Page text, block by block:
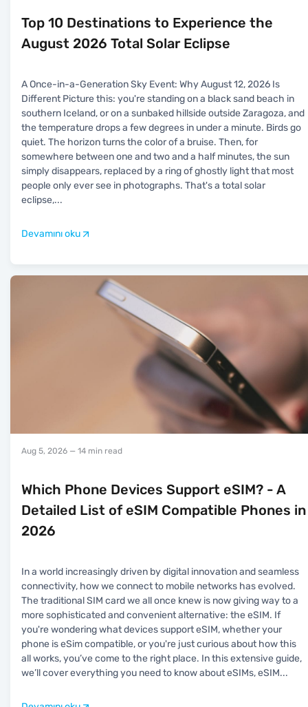
Top 10 Destinations to Experience the
August 2026 Total Solar Eclipse
A Once-in-a-Generation Sky Event: Why August 12, 2026 Is
Different Picture this: you're standing on a black sand beach in
southern Iceland, or on a sunbaked hillside outside Zaragoza, and
the temperature drops a few degrees in under a minute. Birds go
quiet. The horizon turns the color of a bruise. Then, for
somewhere between one and two and a half minutes, the sun
simply disappears, replaced by a ring of ghostly light that most
people only ever see in photographs. That's a total solar
eclipse,...
Devamını oku
Aug 5, 2026 — 14 min read
Which Phone Devices Support eSIM? - A
Detailed List of eSIM Compatible Phones in
2026
In a world increasingly driven by digital innovation and seamless
connectivity, how we connect to mobile networks has evolved.
The traditional SIM card we all once knew is now giving way to a
more sophisticated and convenient alternative: the eSIM. If
you're wondering what devices support eSIM, whether your
phone is eSim compatible, or you're just curious about how this
all works, you’ve come to the right place. In this extensive guide,
we’ll cover everything you need to know about eSIMs, eSIM...